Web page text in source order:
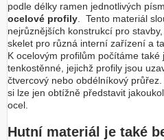
podle délky ramen jednotlivých
ocelové profily . Tento materiál
nejrůznějších konstrukcí pro
skelet pro různá interní zařízení a
K ocelovým profilům počítáme také
tenkostěnné, jejichž profily jsou
čtvercový nebo obdélníkový
si lze jen obtížně představit
ocel.
Hutní materiál je také